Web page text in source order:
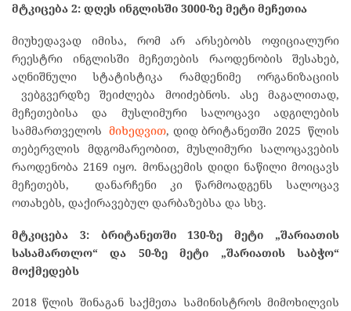
მტკიცება 2: დღეს ინგლისში 3000-ზე მეტი მეჩეთია
მიუხედავად იმისა, რომ არ არსებობს ოფიციალური
რეესტრი ინგლისში მეჩეთების რაოდენობის შესახებ,
აღნიშნული სტატისტიკა რამდენიმე ორგანიზაციის
ვებგვერდზე შეიძლება მოიძებნოს. ასე მაგალითად,
მეჩეთებისა და მუსლიმური სალოცავი ადგილების
სამმართველოსმიხედვით, დიდ ბრიტანეთში 2025 წლის
თებერვლის მდგომარეობით, მუსლიმური სალოცავების
რაოდენობა 2169 იყო. მონაცემის დიდი ნაწილი მოიცავს
მეჩეთებს, დანარჩენი კი წარმოადგენს სალოცავ
ოთახებს, დაქირავებულ დარბაზებსა და სხვ.
მტკიცება 3: ბრიტანეთში130-ზე მეტი „შარიათის
სასამართლო“ და 50-ზე მეტი „შარიათის საბჭო“
მოქმედებს
2018 წლის შინაგან საქმეთა სამინისტროს მიმოხილვის